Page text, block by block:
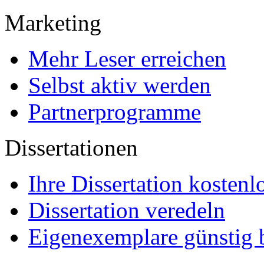
Marketing
Mehr Leser erreichen
Selbst aktiv werden
Partnerprogramme
Dissertationen
Ihre Dissertation
Dissertation veredeln
Eigenexemplare günstig